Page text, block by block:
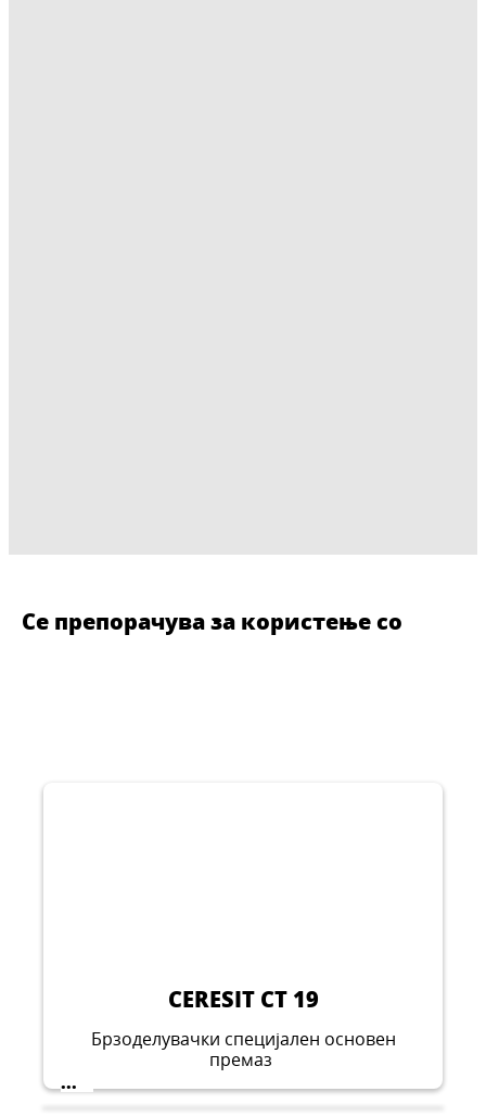
Се препорачува за користење со
CERESIT CT 19
Брзоделувачки специјален основен
премаз
...